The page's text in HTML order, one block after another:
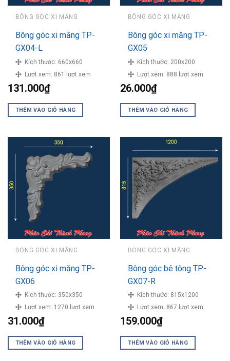
BÔNG GÓC XI MĂNG
Bông góc xi măng TP-
GX04-L
Kích thước: 660x660
Lượt xem: 861 lượt xem
131.000₫
THÊM VÀO GIỎ HÀNG
BÔNG GÓC XI MĂNG
Bông góc xi măng TP-
GX05
Kích thước: 200x200
Lượt xem: 888 lượt xem
26.000₫
THÊM VÀO GIỎ HÀNG
BÔNG GÓC XI MĂNG
Bông góc xi măng TP-
GX06
Kích thước: 350x350
Lượt xem: 1270 lượt xem
31.000₫
THÊM VÀO GIỎ HÀNG
BÔNG GÓC XI MĂNG
Bông góc bê tông TP-
GX07-R
Kích thước: 815x1200
Lượt xem: 867 lượt xem
159.000₫
THÊM VÀO GIỎ HÀNG